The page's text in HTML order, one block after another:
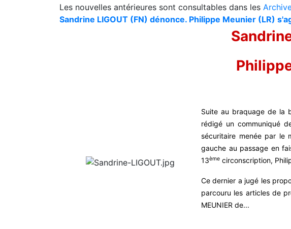
Les nouvelles antérieures sont consultables dans les
Sandrine LIGOUT (FN) dénonce. Philippe Meunier (LR)
Suite au braquage de la
rédigé un communiqué
sécuritaire menée par le
gauche au passage en
13ème circonscription,
Ce dernier a jugé les
parcouru les articles de
MEUNIER de...